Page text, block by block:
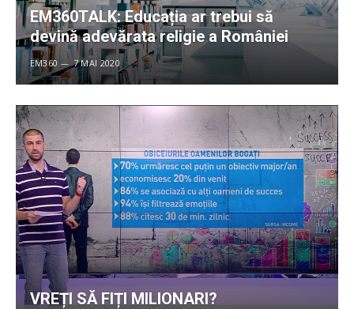
EM360TALK: Educația ar trebui să
devină adevărata religie a României
EM360 7 MAI 2020
VREȚI SĂ FIȚI MILIONARI?